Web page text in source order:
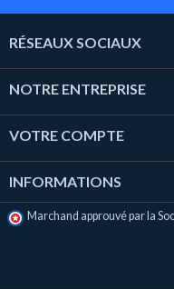
RÉSEAUX SOCIAUX
NOTRE ENTREPRISE
VOTRE COMPTE
INFORMATIONS
Marchand approuvé par la